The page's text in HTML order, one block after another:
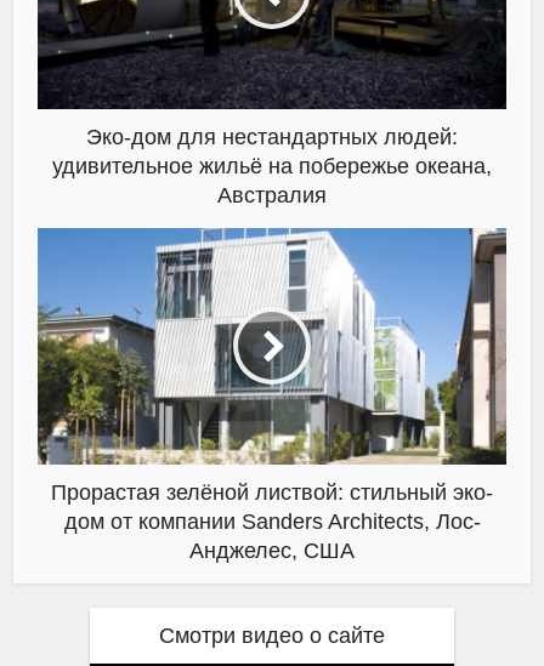
Эко-дом для нестандартных людей:
удивительное жильё на побережье океана,
Австралия
Прорастая зелёной листвой: стильный эко-
дом от компании Sanders Architects, Лос-
Анджелес, США
Смотри видео о сайте